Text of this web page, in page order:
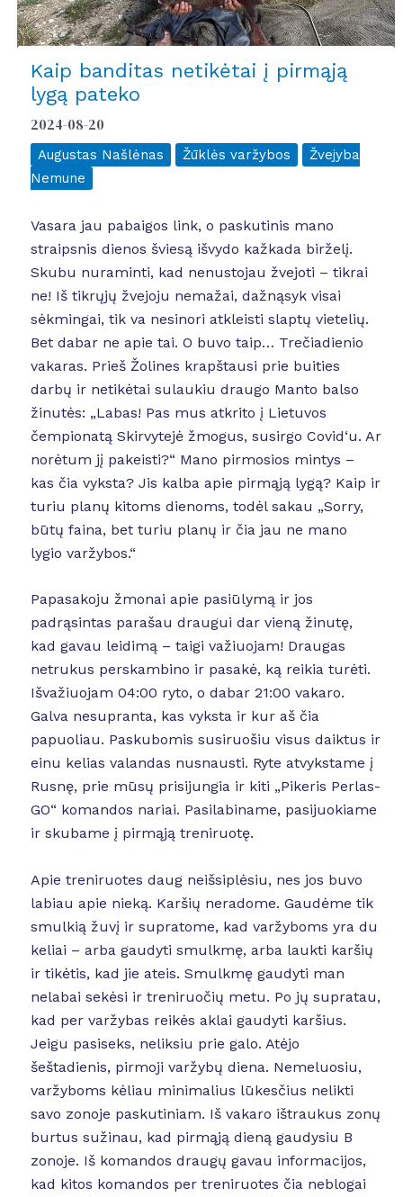
Kaip banditas netikėtai į pirmąją
lygą pateko
2024-08-20
Augustas Našlėnas Žūklės varžybos
Žvejyba
Nemune
Vasara jau pabaigos link, o paskutinis mano
straipsnis dienos šviesą išvydo kažkada birželį.
Skubu nuraminti, kad nenustojau žvejoti – tikrai
ne! Iš tikrųjų žvejoju nemažai, dažnąsyk visai
sėkmingai, tik va nesinori atkleisti slaptų vietelių.
Bet dabar ne apie tai. O buvo taip… Trečiadienio
vakaras. Prieš Žolines krapštausi prie buities
darbų ir netikėtai sulaukiu draugo Manto balso
žinutės: „Labas! Pas mus atkrito į Lietuvos
čempionatą Skirvytejė žmogus, susirgo Covid‘u. Ar
norėtum jį pakeisti?“ Mano pirmosios mintys –
kas čia vyksta? Jis kalba apie pirmąją lygą? Kaip ir
turiu planų kitoms dienoms, todėl sakau „Sorry,
būtų faina, bet turiu planų ir čia jau ne mano
lygio varžybos.“
Papasakoju žmonai apie pasiūlymą ir jos
padrąsintas parašau draugui dar vieną žinutę,
kad gavau leidimą – taigi važiuojam! Draugas
netrukus perskambino ir pasakė, ką reikia turėti.
Išvažiuojam 04:00 ryto, o dabar 21:00 vakaro.
Galva nesupranta, kas vyksta ir kur aš čia
papuoliau. Paskubomis susiruošiu visus daiktus ir
einu kelias valandas nusnausti. Ryte atvykstame į
Rusnę, prie mūsų prisijungia ir kiti „Pikeris Perlas-
GO“ komandos nariai. Pasilabiname, pasijuokiame
ir skubame į pirmąją treniruotę.
Apie treniruotes daug neišsiplėsiu, nes jos buvo
labiau apie nieką. Karšių neradome. Gaudėme tik
smulkią žuvį ir supratome, kad varžyboms yra du
keliai – arba gaudyti smulkmę, arba laukti karšių
ir tikėtis, kad jie ateis. Smulkmę gaudyti man
nelabai sekėsi ir treniruočių metu. Po jų supratau,
kad per varžybas reikės aklai gaudyti karšius.
Jeigu pasiseks, neliksiu prie galo. Atėjo
šeštadienis, pirmoji varžybų diena. Nemeluosiu,
varžyboms kėliau minimalius lūkesčius nelikti
savo zonoje paskutiniam. Iš vakaro ištraukus zonų
burtus sužinau, kad pirmąją dieną gaudysiu B
zonoje. Iš komandos draugų gavau informacijos,
kad kitos komandos per treniruotes čia neblogai